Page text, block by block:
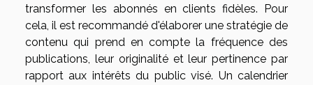
transformer les abonnés en clients fidèles. Pour
cela, il est recommandé d'élaborer une stratégie de
contenu qui prend en compte la fréquence des
publications, leur originalité et leur pertinence par
rapport aux intérêts du public visé. Un calendrier